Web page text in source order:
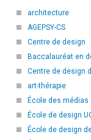
architecture
AGEPSY-CS
Centre de design
Baccalauréat en
Centre de design
art-thérapie
École des médias
École de design
École de design